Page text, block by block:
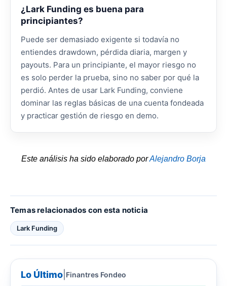
¿Lark Funding es buena para
principiantes?
Puede ser demasiado exigente si todavía no
entiendes drawdown, pérdida diaria, margen y
payouts. Para un principiante, el mayor riesgo no
es solo perder la prueba, sino no saber por qué la
perdió. Antes de usar Lark Funding, conviene
dominar las reglas básicas de una cuenta fondeada
y practicar gestión de riesgo en demo.
Este análisis ha sido elaborado porAlejandro Borja
Temas relacionados con esta noticia
Lark Funding
Lo Último Finantres Fondeo